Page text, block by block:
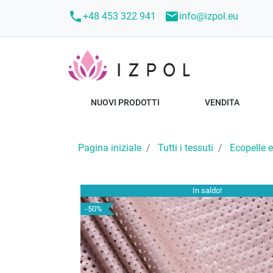
call+48 453 322 941 mailinfo@izpol.eu
NUOVI PRODOTTI VENDITA
Pagina iniziale Tutti i tessuti Ecopelle
In saldo!
-50%